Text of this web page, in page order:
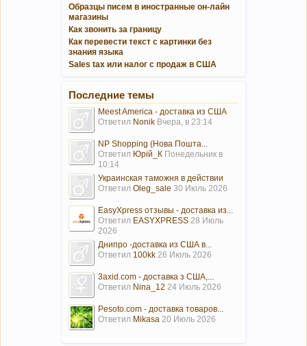
Образцы писем в иностранные он-лайн
магазины
Как звонить за границу
Как перевести текст с картинки без
знания языка
Sales tax или налог с продаж в США
Последние темы
Meest America - доставка из США
Ответил Nonik Вчера, в 23:14
NP Shopping (Нова Пошта...
Ответил Юрій_К Понедельник в
10:14
Украинская таможня в действии
Ответил Oleg_sale 30 Июль 2026
EasyXpress отзывы - доставка из...
Ответил EASYXPRESS 28 Июль
2026
Днипро -доставка из США в...
Ответил 100kk 26 Июль 2026
3axid.com - доставка з США,...
Ответил Nina_12 24 Июль 2026
Pesoto.com - доставка товаров...
Ответил Mikasa 20 Июль 2026